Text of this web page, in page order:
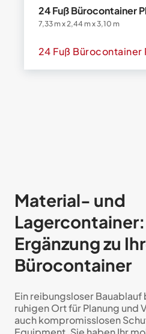
24 Fuß Bürocontainer
7,33 m x 2,44 m x 3,10 m
24 Fuß Bürocontainer
Material- und
Ergänzung zu
Bürocontainer
Ein reibungsloser
ruhigen Ort für Planung und
auch kompromisslosen